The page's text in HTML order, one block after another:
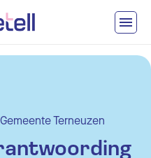
Gemeente Terneuzen